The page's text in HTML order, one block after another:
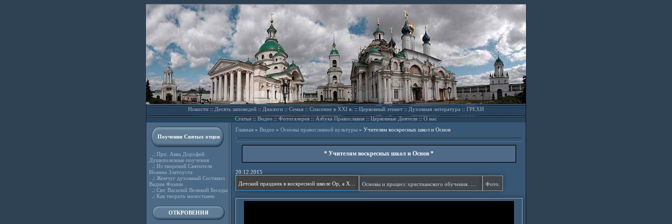
Новости::Десять заповедей::Диалоги::Семья::Спасение в XXI в.::Церковный этикет::Духовная литература::ГРЕХИ
Статьи::Видео ::Фотогалерея::Азбука Православия::Церковные Деятели::О нас
Поучения Святых отцов
.: Прп. Авва Дорофей
Душеполезные поучения
.: Из творений Святителя
Иоанна Златоуста
.: Жемчуг духовный Составил
Вадим Фомин
.: Свт. Василий Великий Беседы
.: Как творить милостыню
ОТКРОВЕНИЯ
Главная» Видео » Основы православной культуры» Учителям воскресных школ и Основ
* Учителям воскресных школ и Основ *
20.12.2015
Фото.